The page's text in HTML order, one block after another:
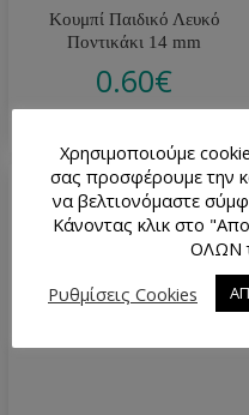
Κουμπί Παιδικό Λευκό
Ποντικάκι 14 mm
0.60€
Χρησιμοποιούμε
σας προσφέρουμε την
να βελτιονόμαστε
Κάνοντας κλικ στο
ΟΛΩΝ
Ρυθμίσεις Cookies